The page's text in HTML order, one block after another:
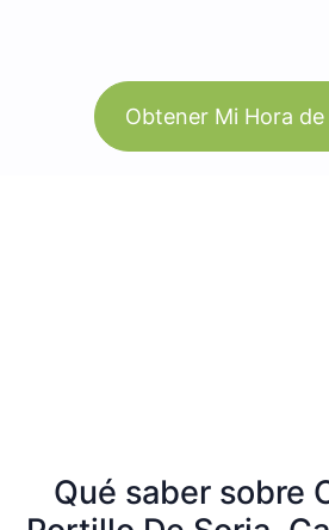
Obtener Mi Hora
Qué saber sobre